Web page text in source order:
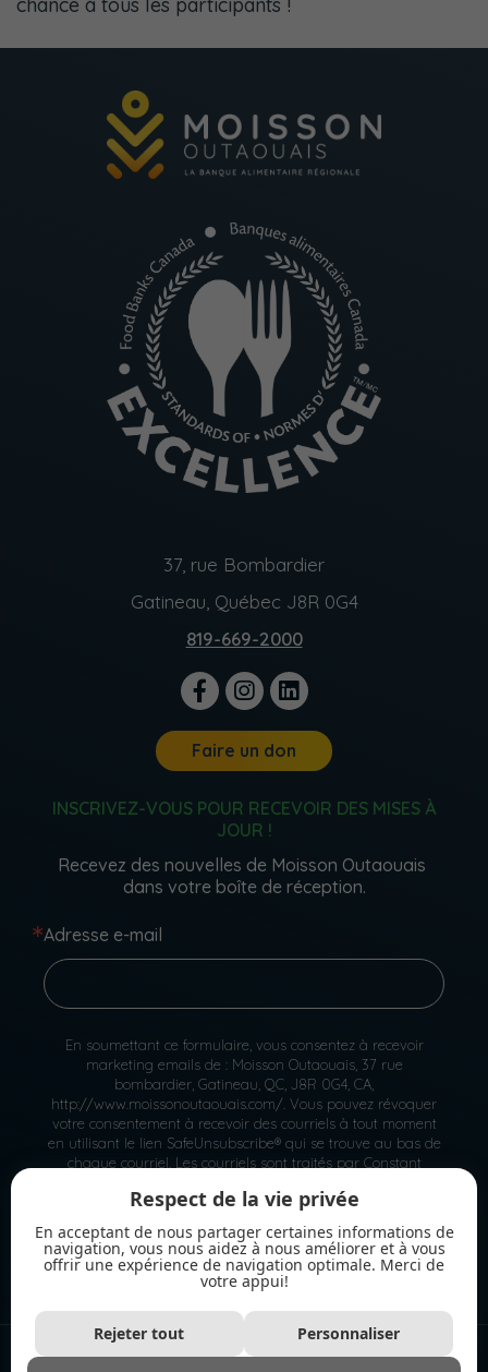
37, rue Bombardier
Gatineau, Québec J8R 0G4
819-669-2000
Faire un don
INSCRIVEZ-VOUS POUR RECEVOIR DES MISES À
JOUR !
Recevez des nouvelles de Moisson Outaouais
dans votre boîte de réception.
Adresse e-mail
En soumettant ce formulaire, vous consentez à recevoir
marketing emails de : Moisson Outaouais, 37 rue
bombardier, Gatineau, QC, J8R 0G4, CA,
http://www.moissonoutaouais.com/. Vous pouvez révoquer
votre consentement à recevoir des courriels à tout moment
en utilisant le lien SafeUnsubscribe® qui se trouve au bas de
chaque courriel. Les courriels sont traités par Constant
S'inscrire
2026 - Tous droits réservés. © Moisson Outaouais |
Respect de la vie privée
En acceptant de nous partager certaines informations de
navigation, vous nous aidez à nous améliorer et à vous
offrir une expérience de navigation optimale. Merci de
votre appui!
Rejeter tout Personnaliser